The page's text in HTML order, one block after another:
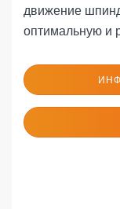
движение
оптимальную и